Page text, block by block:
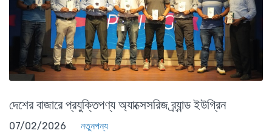
দেশের বাজারে প্রযুক্তিপণ্য অ্যাক্সেসরিজ ব্র্যান্ড ইউগ্রিন
07/02/2026 নতুনপন্য